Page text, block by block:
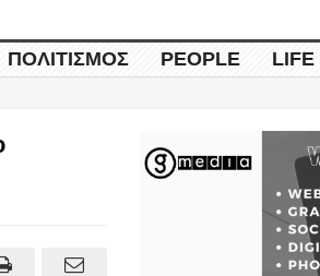
ΠΟΛΙΤΙΣΜΌΣ PEOPLE LIFE